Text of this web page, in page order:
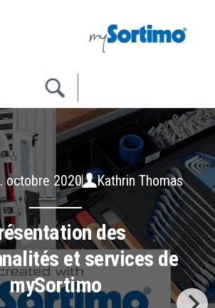
octobre 2020 Kathrin Thomas
des
et services de
mySortimo